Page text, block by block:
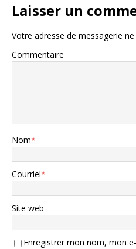
Laisser un
Votre adresse de messagerie
Commentaire
Nom*
Courriel*
Site web
Enregistrer mon nom, mon